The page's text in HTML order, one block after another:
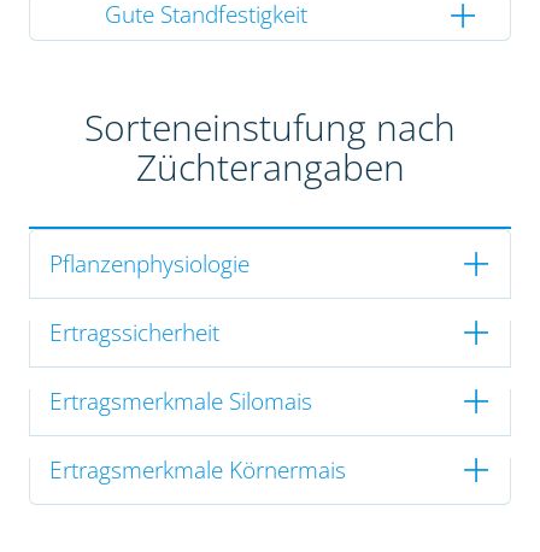
Gute Standfestigkeit
Sorteneinstufung nach
Züchterangaben
Pflanzenphysiologie
Ertragssicherheit
Ertragsmerkmale Silomais
Ertragsmerkmale Körnermais